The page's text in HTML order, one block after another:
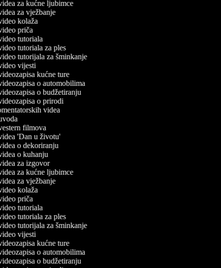
za kućne ljubimce
za vježbanje
kolaža
priča
tutoriala
tutoriala za ples
tutorijala za šminkanje
vijesti
kućne ture
o automobilima
o budžetiranju
o prirodi
videa
filmova
'Dan u životu'
o dekoriranju
o kuhanju
za izgovor
za kućne ljubimce
za vježbanje
kolaža
priča
tutoriala
tutoriala za ples
tutorijala za šminkanje
vijesti
kućne ture
o automobilima
o budžetiranju